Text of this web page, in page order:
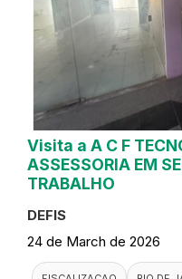
Visita a A C F
ASSESSORIA EM
TRABALHO
DEFIS
24 de March de 2026